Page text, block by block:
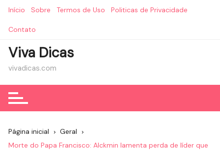
Início Sobre Termos de Uso Politicas de Privacidade
Contato
Viva Dicas
vivadicas.com
Página inicial
Geral
Morte do Papa Francisco: Alckmin lamenta perda de líder que